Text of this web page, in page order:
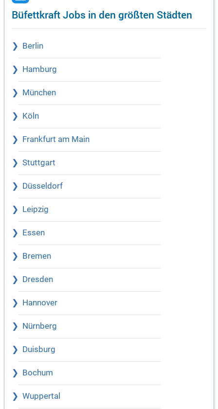
Büfettkraft Jobs in den größten Städten
Berlin
Hamburg
München
Köln
Frankfurt am Main
Stuttgart
Düsseldorf
Leipzig
Essen
Bremen
Dresden
Hannover
Nürnberg
Duisburg
Bochum
Wuppertal